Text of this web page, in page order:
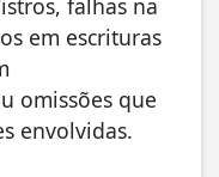
falhas na
em escrituras
omissões que
envolvidas.